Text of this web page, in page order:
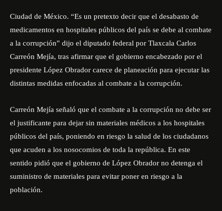
Ciudad de México. “Es un pretexto decir que el desabasto de
medicamentos en hospitales públicos del país se debe al combate
a la corrupción” dijo el diputado federal por Tlaxcala Carlos
Carreón Mejía, tras afirmar que el gobierno encabezado por el
presidente López Obrador carece de planeación para ejecutar las
distintas medidas enfocadas al combate a la corrupción.
Carreón Mejía señaló que el combate a la corrupción no debe ser
el justificante para dejar sin materiales médicos a los hospitales
públicos del país, poniendo en riesgo la salud de los ciudadanos
que acuden a los nosocomios de toda la república. En este
sentido pidió que el gobierno de López Obrador no detenga el
suministro de materiales para evitar poner en riesgo a la
población.